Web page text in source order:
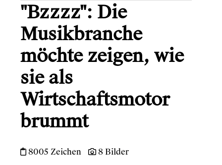
"Bzzzz": Die
Musikbranche
möchte zeigen, wie
sie als
Wirtschaftsmotor
brummt
8005 Zeichen 8 Bilder